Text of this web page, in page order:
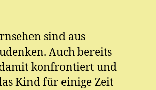
ic
el
sind aus
Auch bereits
konfrontiert und
Kind für einige Zeit